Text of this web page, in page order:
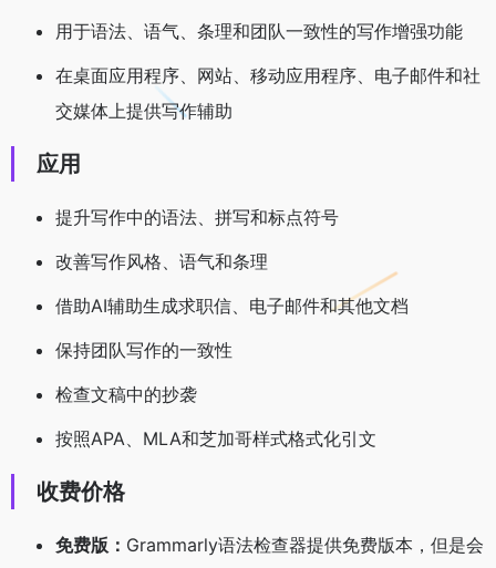
用于语法、语气、条理和团队一致性的写作增强功能
在桌面应用程序、网站、移动应用程序、电子邮件和社
交媒体上提供写作辅助
应用
提升写作中的语法、拼写和标点符号
改善写作风格、语气和条理
借助AI辅助生成求职信、电子邮件和其他文档
保持团队写作的一致性
检查文稿中的抄袭
按照APA、MLA和芝加哥样式格式化引文
收费价格
免费版： Grammarly语法检查器提供免费版本，但是会